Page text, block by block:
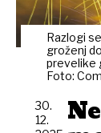
Razlogi
groženj
prevelike
Foto:
30.
12.